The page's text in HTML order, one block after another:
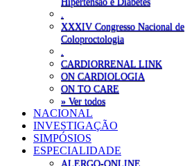
XXXIV Congresso Nacional de
Coloproctologia
CARDIORRENAL LINK
ON CARDIOLOGIA
ON TO CARE
» Ver todos
NACIONAL
INVESTIGAÇÃO
SIMPÓSIOS
ESPECIALIDADE
ALERGO-ONLINE